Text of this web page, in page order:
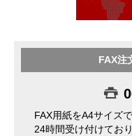
FAX注
FAX用紙をA4サイズ
24時間受け付けており